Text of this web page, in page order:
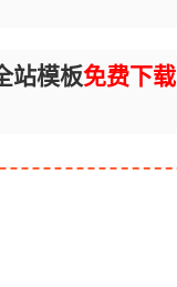
站模板免费下载